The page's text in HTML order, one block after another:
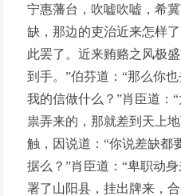
宁惠藩台，吹嘘吹嘘，希
缺，那边的吏治近来怎样
此罢了。近来贿赂之风极
到手。”伯芬道：“那么你
我的信做什么？”肖臣道：
祟弄来的，那就差到天上
触，因说道：“你说差缺都
据么？”肖臣道：“卑职动
署了山阳县，挂出牌来，